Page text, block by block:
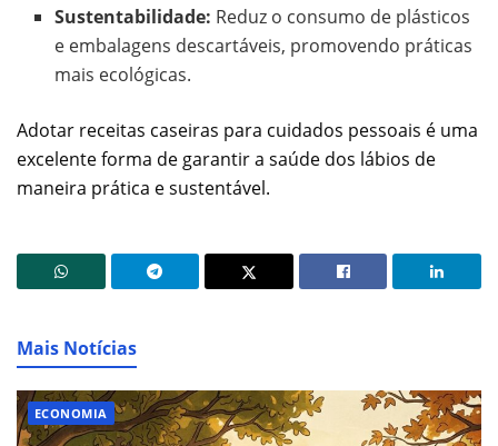
Sustentabilidade: Reduz o consumo de plásticos
e embalagens descartáveis, promovendo práticas
mais ecológicas.
Adotar receitas caseiras para cuidados pessoais é uma
excelente forma de garantir a saúde dos lábios de
maneira prática e sustentável.
Mais Notícias
ECONOMIA